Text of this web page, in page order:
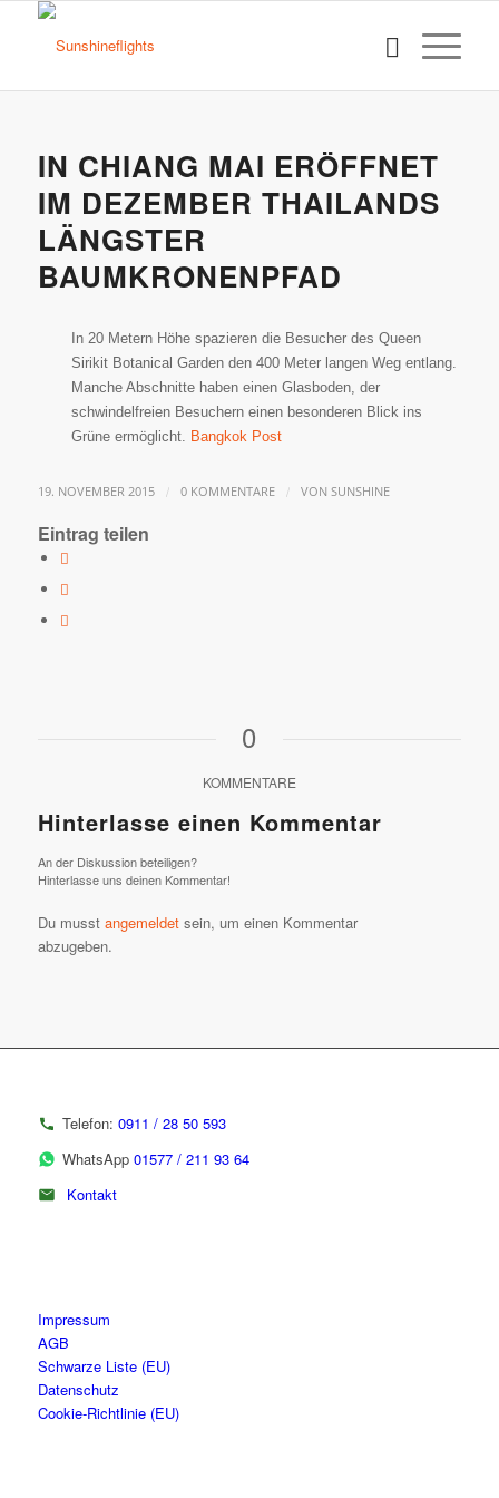
IN CHIANG MAI ERÖFFNET
IM DEZEMBER THAILANDS
LÄNGSTER
BAUMKRONENPFAD
In 20 Metern Höhe spazieren die Besucher des Queen
Sirikit Botanical Garden den 400 Meter langen Weg entlang.
Manche Abschnitte haben einen Glasboden, der
schwindelfreien Besuchern einen besonderen Blick ins
Grüne ermöglicht. Bangkok Post
19. NOVEMBER 2015 / 0 KOMMENTARE / VON SUNSHINE
Eintrag teilen
0
KOMMENTARE
Hinterlasse einen Kommentar
An der Diskussion beteiligen?
Hinterlasse uns deinen Kommentar!
Du musst angemeldetsein, um einen Kommentar
abzugeben.
Telefon: 0911 / 28 50 593
WhatsApp 01577 / 211 93 64
Kontakt
Impressum
AGB
Schwarze Liste (EU)
Datenschutz
Cookie-Richtlinie (EU)